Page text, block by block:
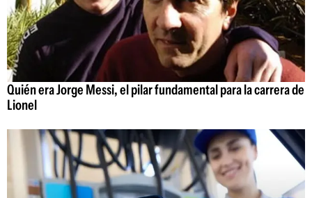
Quién era Jorge Messi, el pilar fundamental para la carrera de
Lionel